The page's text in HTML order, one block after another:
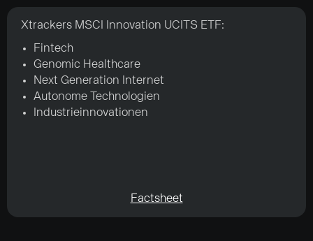
Xtrackers MSCI Innovation UCITS ETF:
Fintech
Genomic Healthcare
Next Generation Internet
Autonome Technologien
Industrieinnovationen
Factsheet